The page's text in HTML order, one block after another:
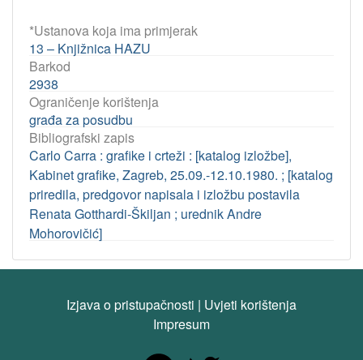
*Ustanova koja ima primjerak
13 – Knjižnica HAZU
Barkod
2938
Ograničenje korištenja
građa za posudbu
Bibliografski zapis
Carlo Carra : grafike i crteži : [katalog izložbe],
Kabinet grafike, Zagreb, 25.09.-12.10.1980. ; [katalog
priredila, predgovor napisala i izložbu postavila
Renata Gotthardi-Škiljan ; urednik Andre
Mohorovičić]
Izjava o pristupačnosti | Uvjeti korištenja
Impresum